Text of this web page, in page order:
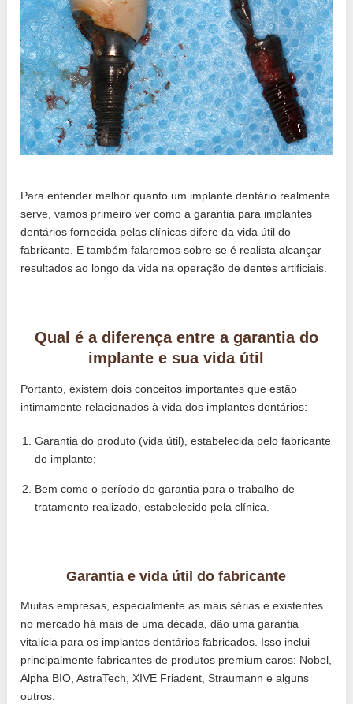
Para entender melhor quanto um implante dentário realmente
serve, vamos primeiro ver como a garantia para implantes
dentários fornecida pelas clínicas difere da vida útil do
fabricante. E também falaremos sobre se é realista alcançar
resultados ao longo da vida na operação de dentes artificiais.
Qual é a diferença entre a garantia do
implante e sua vida útil
Portanto, existem dois conceitos importantes que estão
intimamente relacionados à vida dos implantes dentários:
Garantia do produto (vida útil), estabelecida pelo fabricante
do implante;
Bem como o período de garantia para o trabalho de
tratamento realizado, estabelecido pela clínica.
Garantia e vida útil do fabricante
Muitas empresas, especialmente as mais sérias e existentes
no mercado há mais de uma década, dão uma garantia
vitalícia para os implantes dentários fabricados. Isso inclui
principalmente fabricantes de produtos premium caros: Nobel,
Alpha BIO, AstraTech, XIVE Friadent, Straumann e alguns
outros.